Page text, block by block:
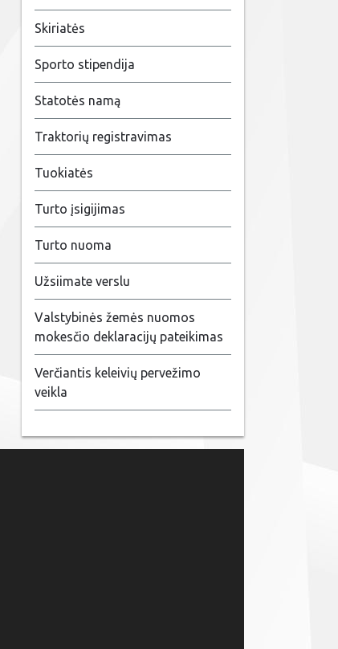
Skiriatės
Sporto stipendija
Statotės namą
Traktorių registravimas
Tuokiatės
Turto įsigijimas
Turto nuoma
Užsiimate verslu
Valstybinės žemės nuomos
mokesčio deklaracijų pateikimas
Verčiantis keleivių pervežimo
veikla